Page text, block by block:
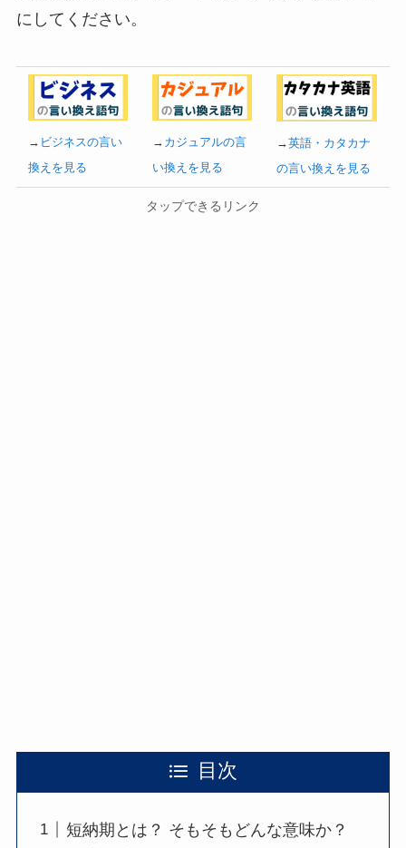
にしてください。
→ ビジネスの言い
換えを見る
→ カジュアルの言
い換えを見る
→英語・カタカナ
の言い換えを見る
タップできるリンク
目次
短納期とは？ そもそもどんな意味か？